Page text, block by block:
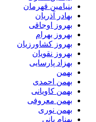
بنیامین قهرمان
بهادر آذریان
بهروز اوجاقی
بهروز بهرام
بهروز کشاورزیان
بهروز نقویان
بهزاد پارسایی
بهمن
بهمن احمدی
بهمن کاویانی
بهمن معروفی
بهمن نوری
بهنام بانی